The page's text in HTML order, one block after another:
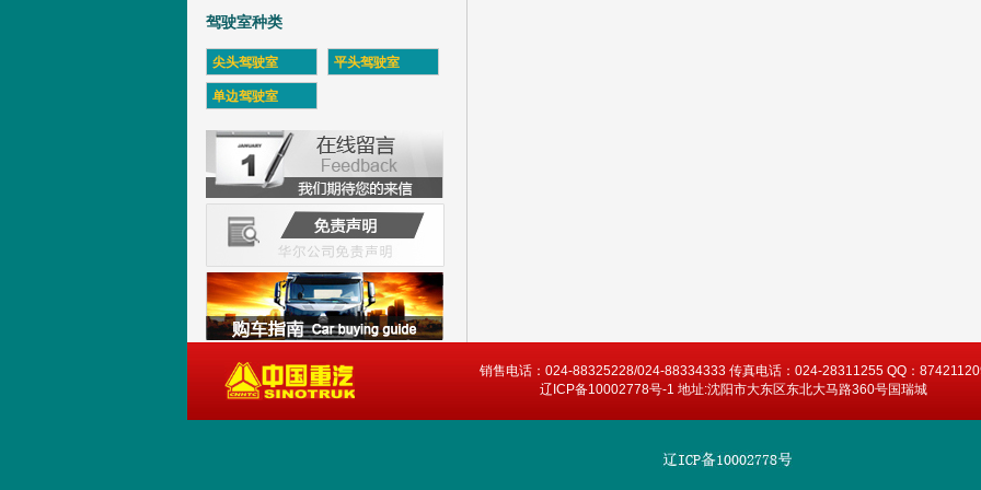
驾驶室种类
尖头驾驶室 平头驾驶室
单边驾驶室
销售电话：024-88325228/024-88334333 传真电话：024-28311255 QQ：
辽ICP备10002778号-1 地址:沈阳市大东区东北大马路360号国瑞城